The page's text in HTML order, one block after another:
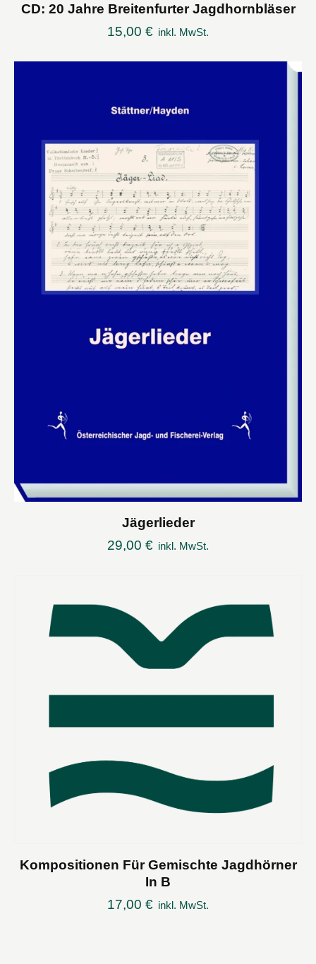
CD: 20 Jahre Breitenfurter Jagdhornbläser
15,00 € inkl. MwSt.
Jägerlieder
29,00 € inkl. MwSt.
Kompositionen Für Gemischte Jagdhörner
In B
17,00 € inkl. MwSt.